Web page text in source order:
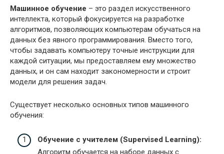
Машинное обучение – это раздел искусственного
интеллекта, который фокусируется на разработке
алгоритмов, позволяющих компьютерам обучаться на
данных без явного программирования. Вместо того,
чтобы задавать компьютеру точные инструкции для
каждой ситуации, мы предоставляем ему множество
данных, и он сам находит закономерности и строит
модели для решения задач.
Существует несколько основных типов машинного
обучения:
Обучение с учителем (Supervised Learning):
Алгоритм обучается на наборе данных с